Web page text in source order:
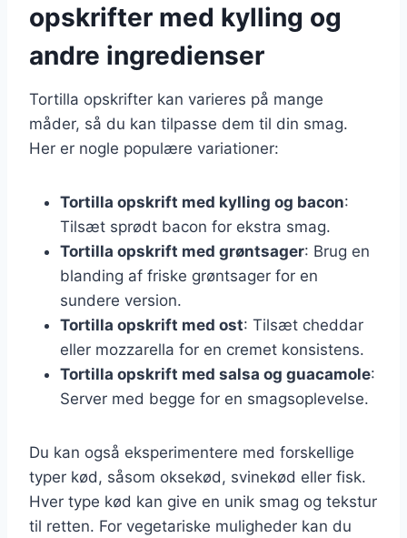
opskrifter med kylling og
andre ingredienser
Tortilla opskrifter kan varieres på mange
måder, så du kan tilpasse dem til din smag.
Her er nogle populære variationer:
Tortilla opskrift med kylling og bacon:
Tilsæt sprødt bacon for ekstra smag.
Tortilla opskrift med grøntsager: Brug en
blanding af friske grøntsager for en
sundere version.
Tortilla opskrift med ost: Tilsæt cheddar
eller mozzarella for en cremet konsistens.
Tortilla opskrift med salsa og guacamole:
Server med begge for en smagsoplevelse.
Du kan også eksperimentere med forskellige
typer kød, såsom oksekød, svinekød eller fisk.
Hver type kød kan give en unik smag og tekstur
til retten. For vegetariske muligheder kan du